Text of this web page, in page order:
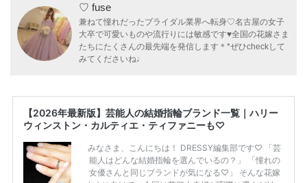
♡ fuse
兼ねて憧れだったブライダル業界へ転身♡名古屋の女子
大卒で可愛いものや流行りには敏感です♥全国の花嫁さま
たちにたくさんの最先端を発信します＊*ぜひcheckして
みてくださいね♩
【2026年最新版】芸能人の結婚指輪ブランド一覧｜ハリー
ウィンストン・カルティエ・ティファニーも♡
みなさま、こんにちは！ DRESSY編集部です♡ 「芸
能人はどんな結婚指輪を選んでいるの？」 「憧れの
女優さんと同じブランドが気になる♡」 そんな花嫁